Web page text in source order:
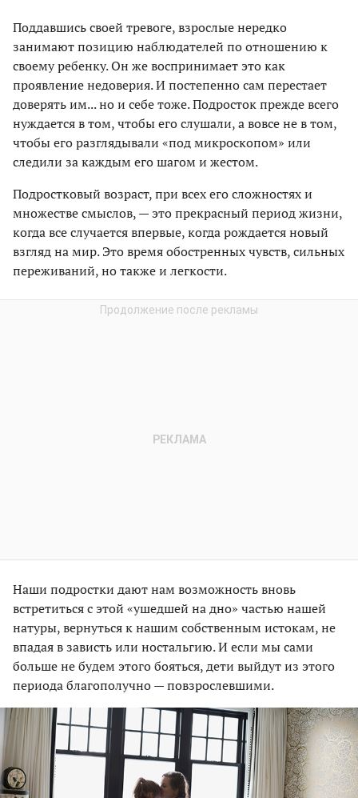
Поддавшись своей тревоге, взрослые нередко
занимают позицию наблюдателей по отношению к
своему ребенку. Он же воспринимает это как
проявление недоверия. И постепенно сам перестает
доверять им... но и себе тоже. Подросток прежде всего
нуждается в том, чтобы его слушали, а вовсе не в том,
чтобы его разглядывали «под микроскопом» или
следили за каждым его шагом и жестом.
Подростковый возраст, при всех его сложностях и
множестве смыслов, — это прекрасный период жизни,
когда все случается впервые, когда рождается новый
взгляд на мир. Это время обостренных чувств, сильных
переживаний, но также и легкости.
Наши подростки дают нам возможность вновь
встретиться с этой «ушедшей на дно» частью нашей
натуры, вернуться к нашим собственным истокам, не
впадая в зависть или ностальгию. И если мы сами
больше не будем этого бояться, дети выйдут из этого
периода благополучно — повзрослевшими.